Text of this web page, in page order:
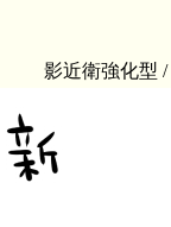
影近衛強化型